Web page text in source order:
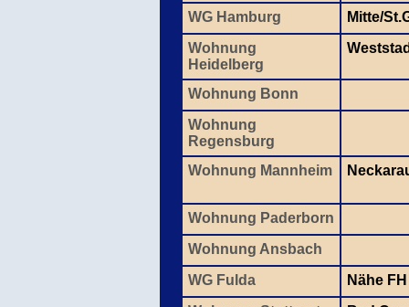
WG Hamburg
Mitte/
Wohnung
Heidelberg
Wohnung Bonn
Wohnung
Regensburg
Wohnung Mannheim
Wohnung Paderborn
Wohnung Ansbach
WG Fulda
Nähe FH